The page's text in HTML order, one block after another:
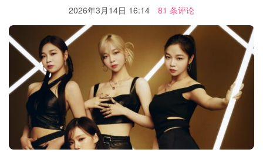
2026年3月14日 16:14 81 条评论